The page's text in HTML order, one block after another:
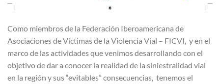
Como miembros de la Federación Iberoamericana de
Asociaciones de Víctimas de la Violencia Vial – FICVI, y en el
marco de las actividades que venimos desarrollando con el
objetivo de dar a conocer la realidad de la siniestralidad vial
en la región y sus “evitables” consecuencias, tenemos el